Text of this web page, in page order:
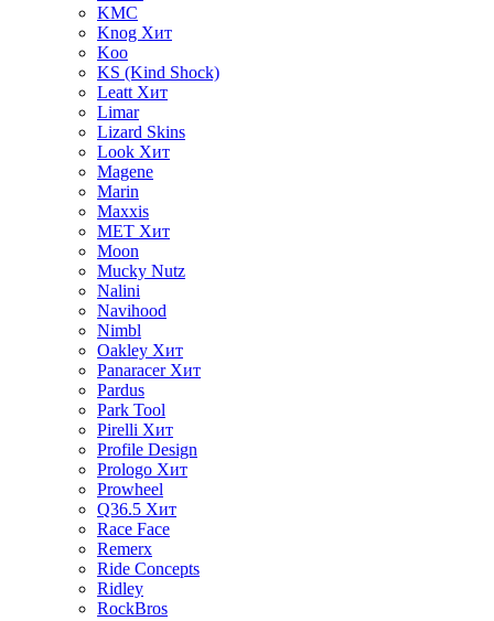
KMC
Knog Хит
Koo
KS (Kind Shock)
Leatt Хит
Limar
Lizard Skins
Look Хит
Magene
Marin
Maxxis
MET Хит
Moon
Mucky Nutz
Nalini
Navihood
Nimbl
Oakley Хит
Panaracer Хит
Pardus
Park Tool
Pirelli Хит
Profile Design
Prologo Хит
Prowheel
Q36.5 Хит
Race Face
Remerx
Ride Concepts
Ridley
RockBros